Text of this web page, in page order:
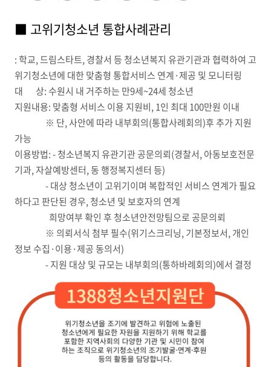
■ 고위기청소년 통합사례관리
: 학교, 드림스타트, 경찰서 등 청소년복지 유관기관과 협력하여 고
위기청소년에 대한 맞춤형 통합서비스 연계·제공 및 모니터링
대 상: 수원시 내 거주하는 만9세~24세 청소년
지원내용: 맞춤형 서비스 이용 지원비, 1인 최대 100만원 이내
※ 단, 사안에 따라 내부회의(통합사례회의)후 추가 지원
가능
이용방법: - 청소년복지 유관기관 공문의뢰(경찰서, 아동보호전문
기과, 자살예방센터, 동 행정복지센터 등)
- 대상 청소년이 고위기이며 복합적인 서비스 연계가 필요
하다고 판단된 경우, 청소년 및 보호자의 연계
희망여부 확인 후 청소년안전망팀으로 공문의뢰
※ 의뢰서식 첨부 필수(위기스크리닝, 기본정보서, 개인
정보 수집·이용·제공 동의서)
- 지원 대상 및 규모는 내부회의(통하바례회의)에서 결정